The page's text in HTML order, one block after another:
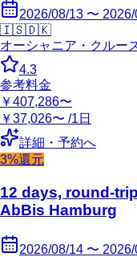
2026/08/13 〜
🇮🇸🇩🇰
オーシャニア・クルー
4.3
参考料金
￥407,286〜
￥37,026〜 /1日
詳細・予約へ
3%還元
12 days, round-
AbBis Hamburg
2026/08/14 〜